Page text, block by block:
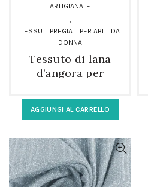
era:
20,00€.
ARTIGIANALE
,
TESSUTI PREGIATI PER ABITI DA
DONNA
Tessuto di lana
d’angora per
maglieria
artigianale
AGGIUNGI AL CARRELLO